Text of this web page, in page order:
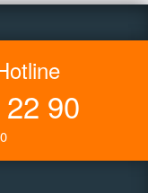
90